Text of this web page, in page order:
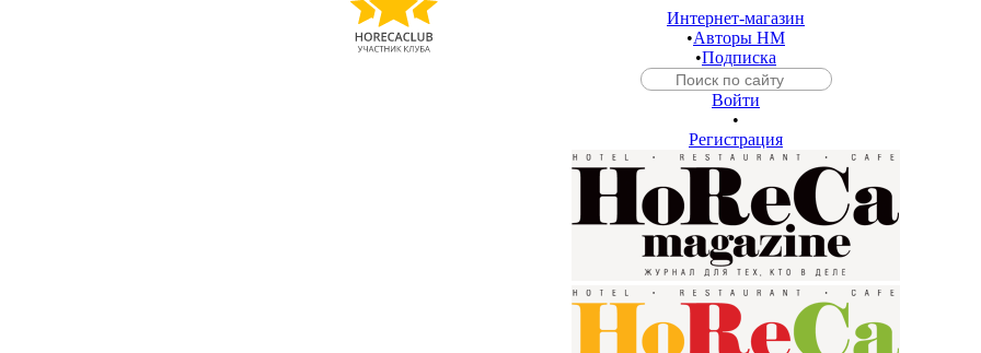
Интернет-магазин
•Авторы HM
•Подписка
Войти
•
Регистрация